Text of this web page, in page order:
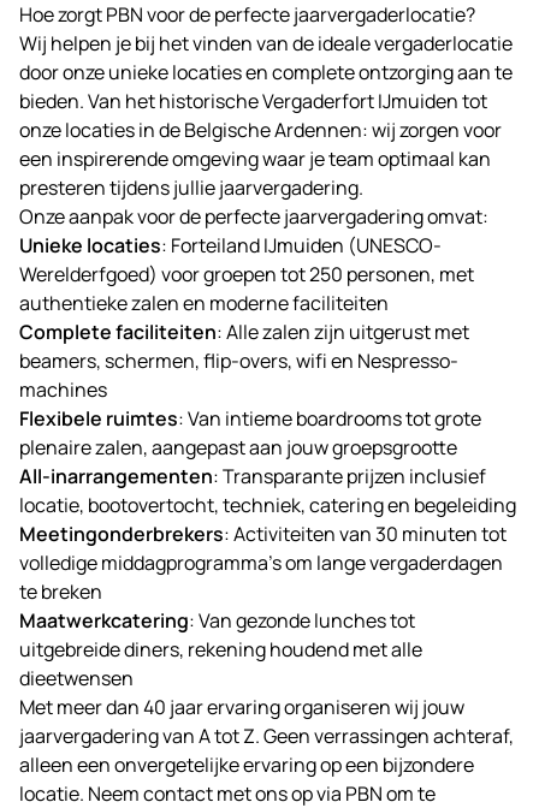
Hoe zorgt PBN voor de perfecte jaarvergaderlocatie?
Wij helpen je bij het vinden van de ideale vergaderlocatie
door onze unieke locaties en complete ontzorging aan te
bieden. Van het historischeVergaderfortIJmuiden tot
onze locaties in de Belgische Ardennen: wij zorgen voor
een inspirerende omgeving waar je team optimaal kan
presteren tijdens jullie jaarvergadering.
Onze aanpak voor de perfecte jaarvergadering omvat:
Unieke locaties: Forteiland IJmuiden (UNESCO-
Werelderfgoed) voor groepen tot 250 personen, met
authentieke zalen en moderne faciliteiten
Complete faciliteiten: Alle zalen zijn uitgerust met
beamers, schermen, flip-overs, wifi en Nespresso-
machines
Flexibele ruimtes: Van intieme boardrooms tot grote
plenaire zalen, aangepast aan jouw groepsgrootte
All-inarrangementen: Transparante prijzen inclusief
locatie, bootovertocht, techniek, catering en begeleiding
Meetingonderbrekers: Activiteiten van 30 minuten tot
volledige middagprogramma’s om lange vergaderdagen
te breken
Maatwerkcatering: Van gezonde lunches tot
uitgebreide diners, rekening houdend met alle
dieetwensen
Met meer dan 40 jaar ervaring organiseren wij jouw
jaarvergadering van A tot Z. Geen verrassingen achteraf,
alleen een onvergetelijke ervaring op een bijzondere
locatie. Neem contact met ons op via PBNom te